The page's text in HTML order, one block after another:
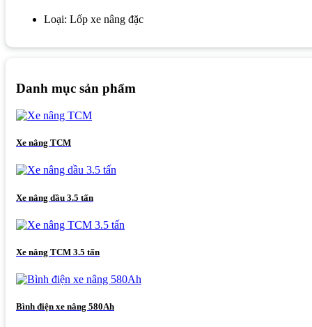
Loại: Lốp xe nâng đặc
Danh mục sản phẩm
Xe nâng TCM
Xe nâng dầu 3.5 tấn
Xe nâng TCM 3.5 tấn
Bình điện xe nâng 580Ah